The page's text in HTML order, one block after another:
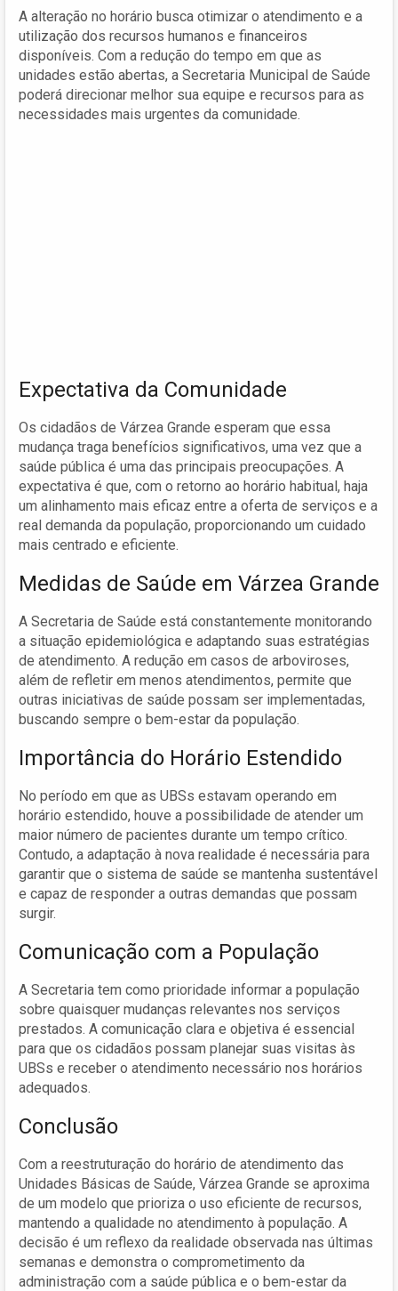
A alteração no horário busca otimizar o atendimento e a
utilização dos recursos humanos e financeiros
disponíveis. Com a redução do tempo em que as
unidades estão abertas, a Secretaria Municipal de Saúde
poderá direcionar melhor sua equipe e recursos para as
necessidades mais urgentes da comunidade.
Expectativa da Comunidade
Os cidadãos de Várzea Grande esperam que essa
mudança traga benefícios significativos, uma vez que a
saúde pública é uma das principais preocupações. A
expectativa é que, com o retorno ao horário habitual, haja
um alinhamento mais eficaz entre a oferta de serviços e a
real demanda da população, proporcionando um cuidado
mais centrado e eficiente.
Medidas de Saúde em Várzea Grande
A Secretaria de Saúde está constantemente monitorando
a situação epidemiológica e adaptando suas estratégias
de atendimento. A redução em casos de arboviroses,
além de refletir em menos atendimentos, permite que
outras iniciativas de saúde possam ser implementadas,
buscando sempre o bem-estar da população.
Importância do Horário Estendido
No período em que as UBSs estavam operando em
horário estendido, houve a possibilidade de atender um
maior número de pacientes durante um tempo crítico.
Contudo, a adaptação à nova realidade é necessária para
garantir que o sistema de saúde se mantenha sustentável
e capaz de responder a outras demandas que possam
surgir.
Comunicação com a População
A Secretaria tem como prioridade informar a população
sobre quaisquer mudanças relevantes nos serviços
prestados. A comunicação clara e objetiva é essencial
para que os cidadãos possam planejar suas visitas às
UBSs e receber o atendimento necessário nos horários
adequados.
Conclusão
Com a reestruturação do horário de atendimento das
Unidades Básicas de Saúde, Várzea Grande se aproxima
de um modelo que prioriza o uso eficiente de recursos,
mantendo a qualidade no atendimento à população. A
decisão é um reflexo da realidade observada nas últimas
semanas e demonstra o comprometimento da
administração com a saúde pública e o bem-estar da